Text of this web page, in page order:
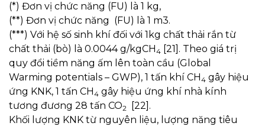
(*) Đơn vị chức năng (FU) là 1 kg,
(**) Đơn vị chức năng (FU) là 1 m3.
(***) Với hệ số sinh khí đối với 1kg chất thải rắn từ
chất thải (bò) là 0.0044 g/kgCH4 [21]. Theo giá trị
quy đổi tiềm năng ấm lên toàn cầu (Global
Warming potentials – GWP), 1 tấn khí CH4 gây hiệu
ứng KNK, 1 tấn CH4 gây hiệu ứng khí nhà kính
tương đương 28 tấn CO2
[22].
Khối lượng KNK từ nguyên liệu, lượng năng tiêu